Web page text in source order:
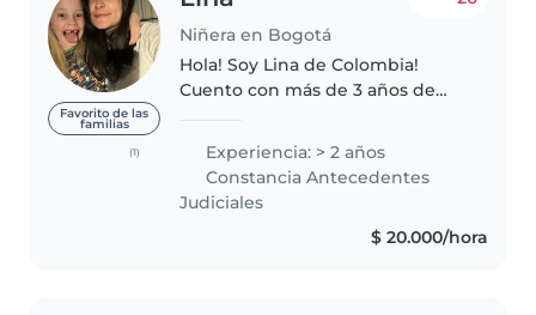
Favorito de las
familias
(1)
Niñera en Bogotá
Hola! Soy Lina de Colombia!
Cuento con más de 3 años de
acompañando a niños de todas
las edades: desde tiernos bebés
hasta curiosos adolescentes.
Durante este..
Experiencia: > 2 años
Constancia Antecedentes
Judiciales
$ 20.000/hora